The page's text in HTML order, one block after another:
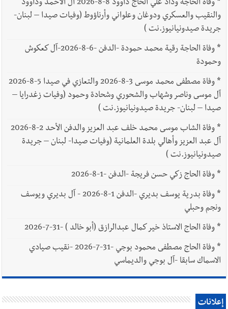
*
وفاة الحاجة وداد علي الحاج داوود 8-8-2026 آل الأحمد وداوود
والنقيب والعسكري ودوغان وعلواني وأرناؤوط (وفيات صيدا – لبنان-
جريدة صيدونيانيوز.نت )
*
وفاة الحاجة رقية محمد حمودة -الدفن -6-8-2026-آل كعكوش
وحمودة
*
وفاة مصطفى محمد موسى 3-8-2026 والتعازي في صيدا 5-8-2026
آل موسى وناصر وشهاب والشحوري وشحادة وحمود (وفيات زغدرايا –
صيدا – لبنان- جريدة صيدونيانيوز.نت )
*
وفاة الشاب موسى محمد خلف عبد العزيز والدفن الأحد 2-8-2026
آل عبد العزيز وأهالي بلدة العلمانية (وفيات صيدا- لبنان – جريدة
صيدونيانيوز.نت )
*وفاة الحاج زكي حسن فريجة -الدفن -1-8-2026
*
وفاة بدرية يوسف بديري -الدفن 1-8-2026 - آل بديري ويوسف
ونجم وحبلي
*وفاة الحاج الاستاذ خير كمال عبدالرازق (أبو خالد ) -31-7-2026
*
وفاة الحاج مصطفى محمود بوجي -31-7-2026 -نقيب صيادي
الاسماك سابقا -آل بوجي والديماسي
إعلانات